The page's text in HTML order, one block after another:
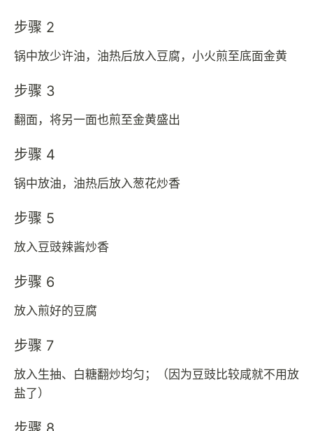
步骤 2
锅中放少许油，油热后放入豆腐，小火煎至底面金黄
步骤 3
翻面，将另一面也煎至金黄盛出
步骤 4
锅中放油，油热后放入葱花炒香
步骤 5
放入豆豉辣酱炒香
步骤 6
放入煎好的豆腐
步骤 7
放入生抽、白糖翻炒均匀；（因为豆豉比较咸就不用放
盐了）